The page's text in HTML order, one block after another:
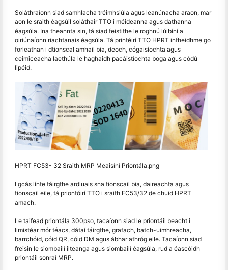
Soláthraíonn siad samhlacha tréimhsiúla agus leanúnacha araon, mar
aon le sraith éagsúil soláthair TTO i méideanna agus dathanna
éagsúla. Ina theannta sin, tá siad feistithe le roghnú lúibíní a
oiriúnaíonn riachtanais éagsúla. Tá printéirí TTO HPRT infheidhme go
forleathan i dtionscal amhail bia, deoch, cógaisíochta agus
ceimiceacha laethúla le haghaidh pacáistíochta boga agus códú
lipéid.
HPRT FC53- 32 Sraith MRP Meaisíní Priontála.png
I gcás línte táirgthe ardluais sna tionscail bia, daireachta agus
tionscail eile, tá priontóirí TTO i sraith FC53/32 de chuid HPRT
amach.
Le taifead priontála 300pso, tacaíonn siad le priontáil beacht i
limistéar mór téacs, dátaí táirgthe, grafach, batch-uimhreacha,
barrchóid, cóid QR, cóid DM agus ábhar athróg eile. Tacaíonn siad
freisin le siombailí ilteanga agus siombailí éagsúla, rud a éascóidh
priontáil sonraí MRP.